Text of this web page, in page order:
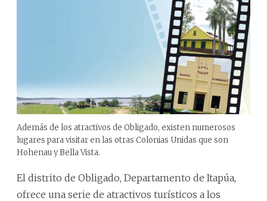
Además de los atractivos de Obligado, existen numerosos
lugares para visitar en las otras Colonias Unidas que son
Hohenau y Bella Vista.
El distrito de Obligado, Departamento de Itapúa,
ofrece una serie de atractivos turísticos a los